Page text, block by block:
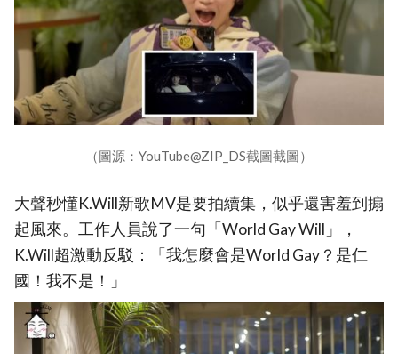
（圖源：YouTube@ZIP_DS截圖截圖）
大聲秒懂K.Will新歌MV是要拍續集，似乎還害羞到搧
起風來。工作人員說了一句「World Gay Will」，
K.Will超激動反駁：「我怎麼會是World Gay？是仁
國！我不是！」